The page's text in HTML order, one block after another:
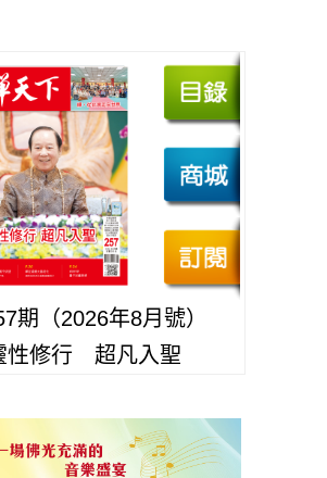
期（2026年8月號）
性修行 超凡入聖